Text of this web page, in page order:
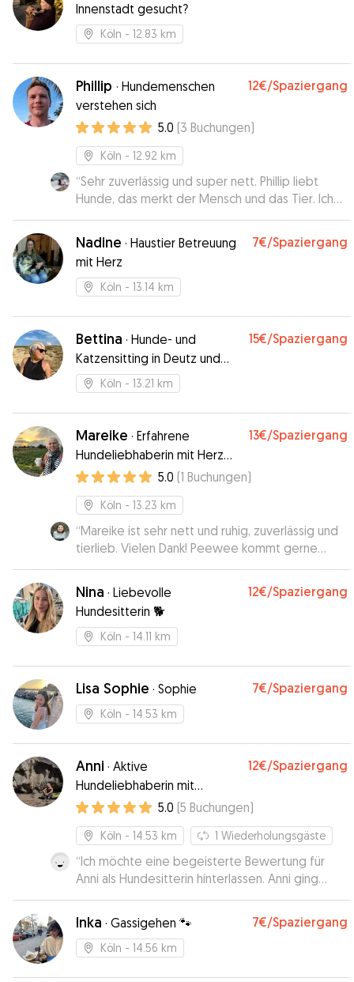
Innenstadt gesucht?
Köln - 12.83 km
Phillip · Hundemenschen
verstehen sich
12€/Spaziergang
5.0 (3 Buchungen)
Köln - 12.92 km
“Sehr zuverlässig und super nett. Phillip liebt
Hunde, das merkt der Mensch und das Tier. Ich
werde ihn sehr gerne wieder buchen.”
Nadine · Haustier Betreuung
mit Herz
7€/Spaziergang
Köln - 13.14 km
Bettina · Hunde- und
Katzensitting in Deutz und
Umgebung
15€/Spaziergang
Köln - 13.21 km
Mareike · Erfahrene
Hundeliebhaberin mit Herz
und gesundem
Hundeverstand;)
13€/Spaziergang
5.0 (1 Buchungen)
Köln - 13.23 km
“Mareike ist sehr nett und ruhig, zuverlässig und
tierlieb. Vielen Dank! Peewee kommt gerne
wieder 🦊”
Nina · Liebevolle
Hundesitterin 🐕
12€/Spaziergang
Köln - 14.11 km
Lisa Sophie · Sophie 7€/Spaziergang
Köln - 14.53 km
Anni · Aktive
Hundeliebhaberin mit
Erfahrung :)
12€/Spaziergang
5.0 (5 Buchungen)
Köln - 14.53 km 1 Wiederholungsgäste
“Ich möchte eine begeisterte Bewertung für
Anni als Hundesitterin hinterlassen. Anni ging
wunderbar auf die Bedürfnisse meiner Hündin
Nala ein und sorgte dafür, dass sie eine tolle Zeit
hatte. Von Anfang an fühlte ich mich bei ihr sehr
wohl und hatte das Vertrauen, meinen Hund in
Inka · Gassigehen 🐾 7€/Spaziergang
Köln - 14.56 km